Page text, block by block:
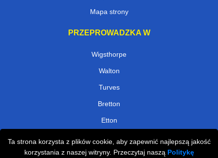
Ta strona korzysta z plików cookie, aby zapewnić najlepszą jakość
korzystania z naszej witryny. Przeczytaj naszą Politykę
Mapa strony
PRZEPROWADZKA W
Wigsthorpe
Walton
Turves
Bretton
Etton
Tansor